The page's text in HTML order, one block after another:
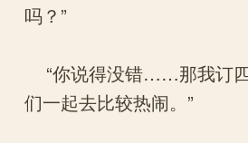
吗？”
“你说得没错……那我订
们一起去比较热闹。”